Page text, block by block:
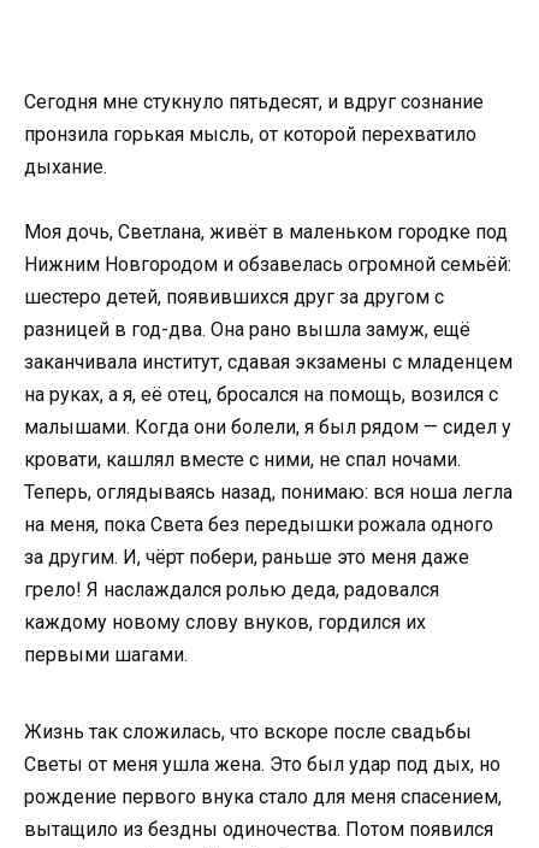
Сегодня мне стукнуло пятьдесят, и вдруг сознание
пронзила горькая мысль, от которой перехватило
дыхание.
Моя дочь, Светлана, живёт в маленьком городке под
Нижним Новгородом и обзавелась огромной семьёй:
шестеро детей, появившихся друг за другом с
разницей в год-два. Она рано вышла замуж, ещё
заканчивала институт, сдавая экзамены с младенцем
на руках, а я, её отец, бросался на помощь, возился с
малышами. Когда они болели, я был рядом — сидел у
кровати, кашлял вместе с ними, не спал ночами.
Теперь, оглядываясь назад, понимаю: вся ноша легла
на меня, пока Света без передышки рожала одного
за другим. И, чёрт побери, раньше это меня даже
грело! Я наслаждался ролью деда, радовался
каждому новому слову внуков, гордился их
первыми шагами.
Жизнь так сложилась, что вскоре после свадьбы
Светы от меня ушла жена. Это был удар под дых, но
рождение первого внука стало для меня спасением,
вытащило из бездны одиночества. Потом появился